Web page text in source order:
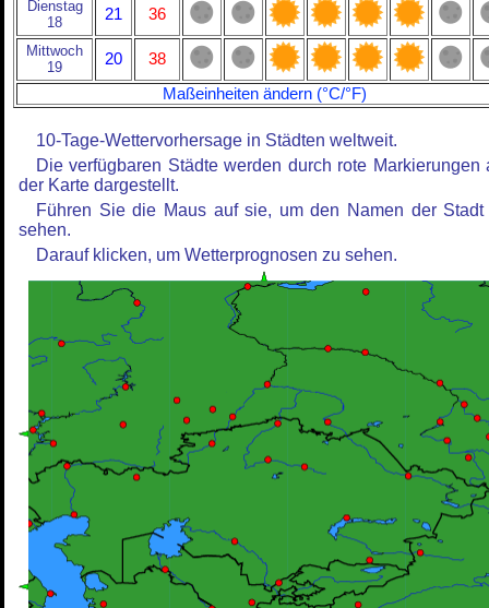
Dienstag
18
21 36
Mittwoch
19
20
38
Maßeinheiten ändern (°C/°F)
10-Tage-Wettervorhersage in Städten weltweit.
Die verfügbaren Städte werden durch rote Markierungen
der Karte dargestellt.
Führen Sie die Maus auf sie, um den Namen der Stadt
sehen.
Darauf klicken, um Wetterprognosen zu sehen.